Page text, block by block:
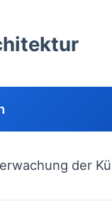
der